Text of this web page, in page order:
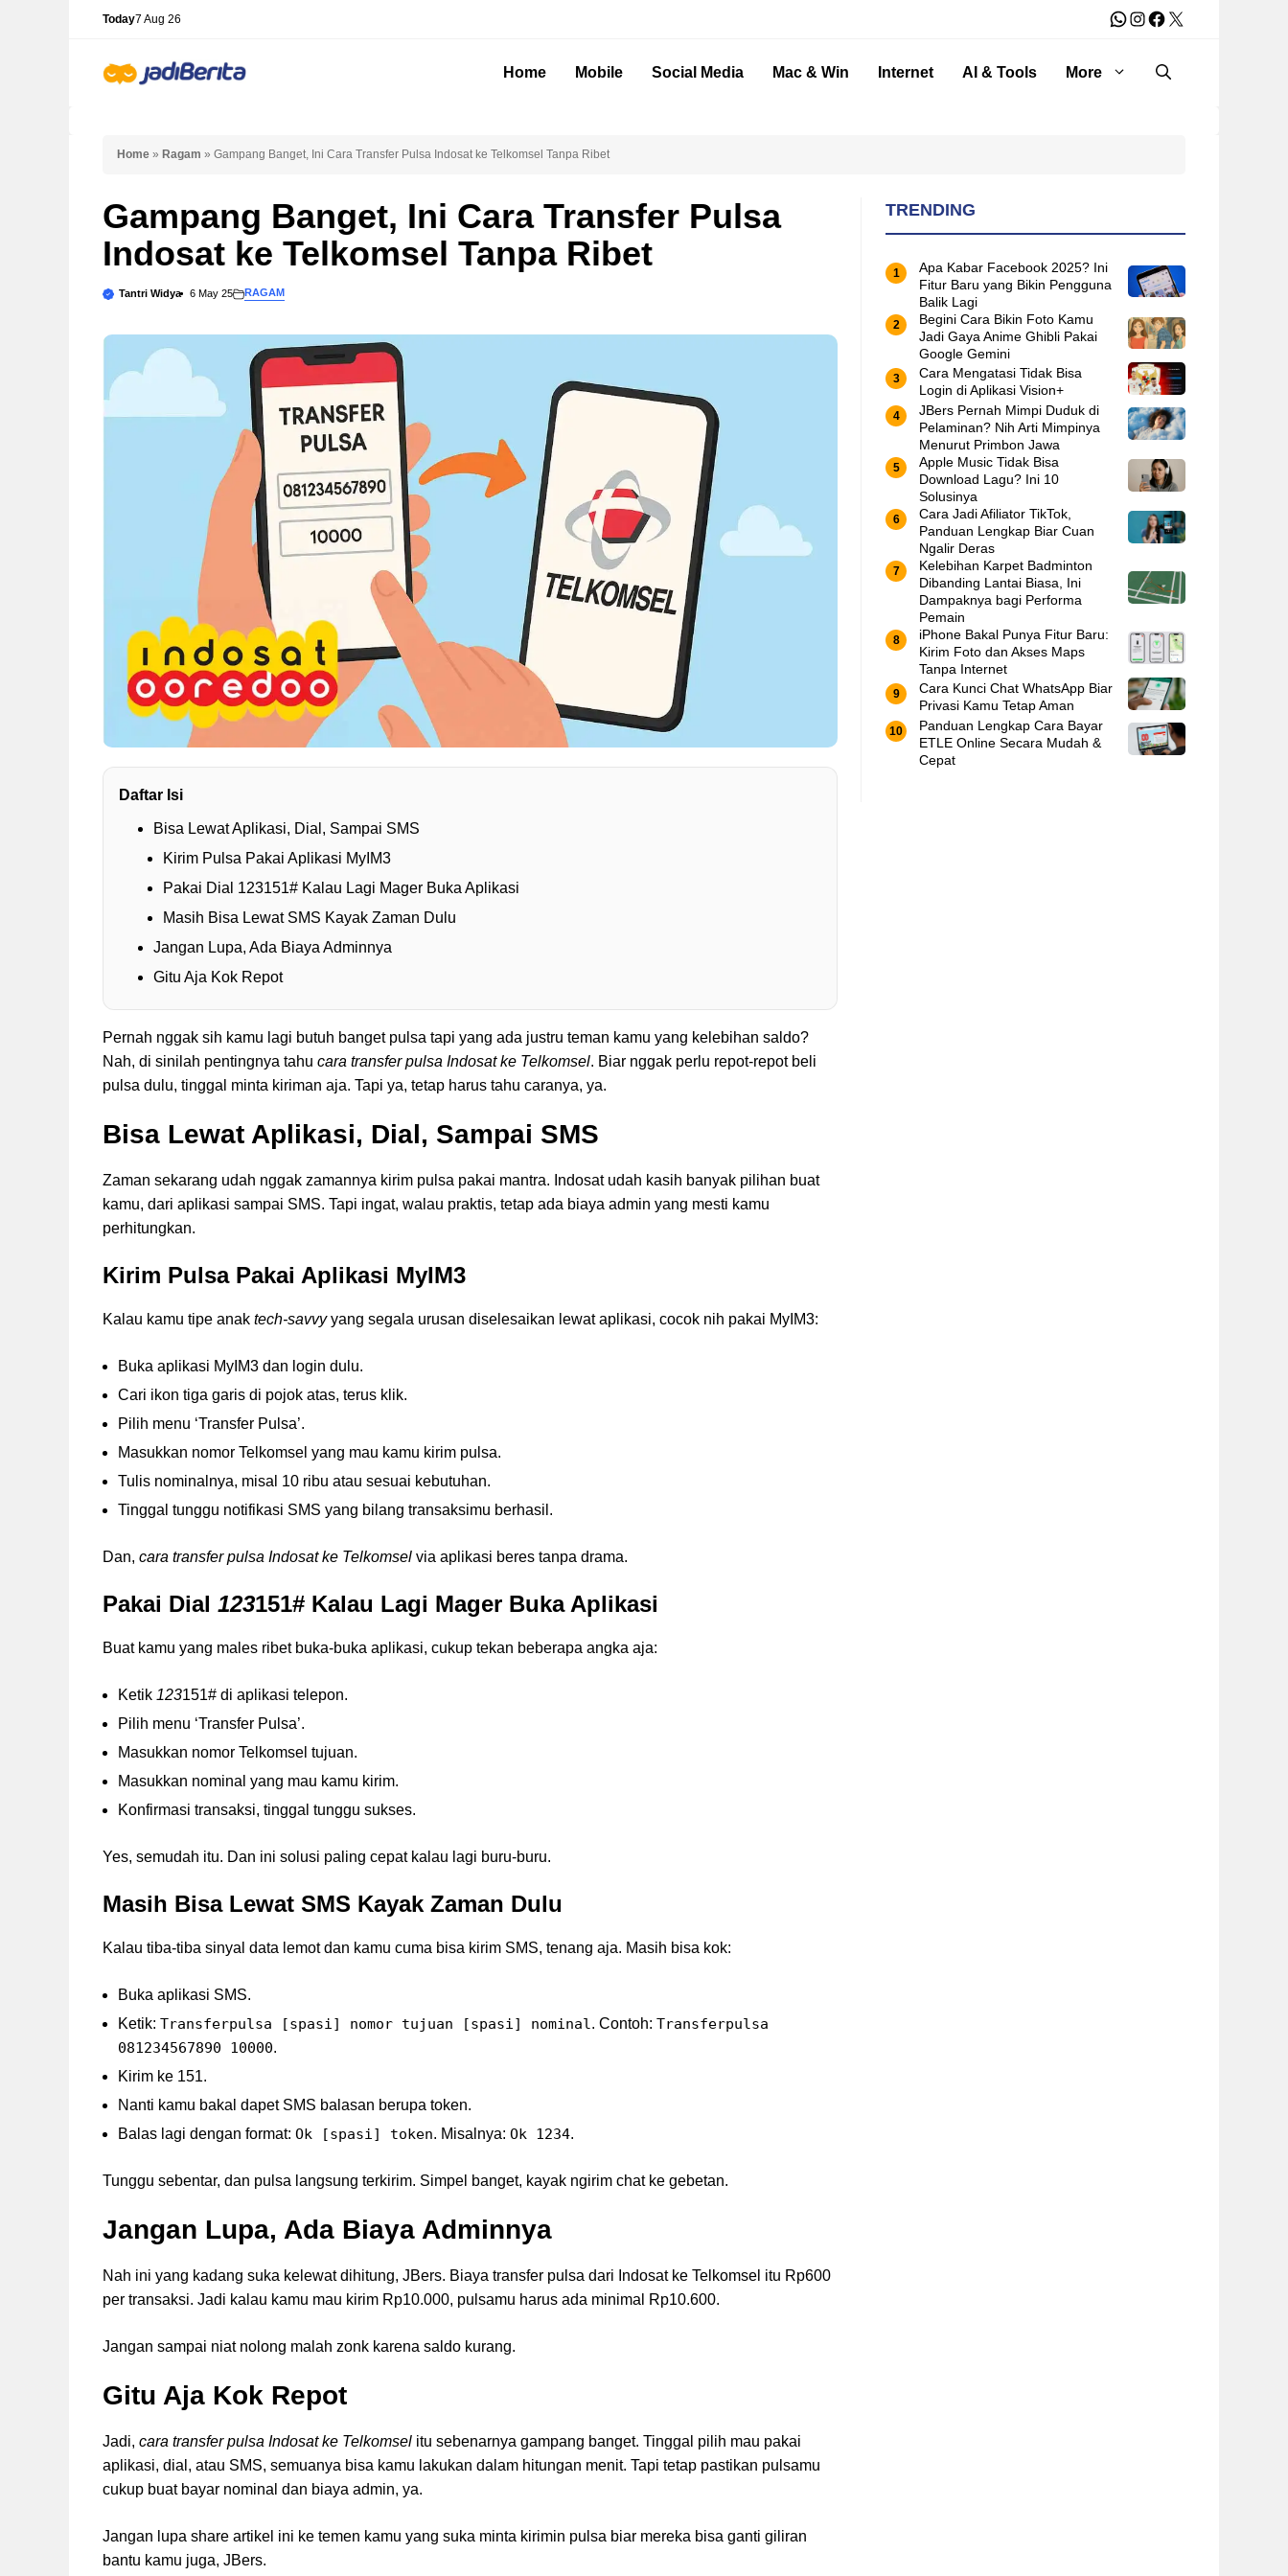
Today7 Aug 26 WhatsApp
Instagram
Facebook
X
Home Mobile Social Media Mac & Win Internet AI & Tools More
Home » Ragam » Gampang Banget, Ini Cara Transfer Pulsa Indosat ke Telkomsel Tanpa Ribet
Gampang Banget, Ini Cara Transfer Pulsa
Indosat ke Telkomsel Tanpa Ribet
Tantri Widya 6 May 25 RAGAM
Daftar Isi
Bisa Lewat Aplikasi, Dial, Sampai SMS
Kirim Pulsa Pakai Aplikasi MyIM3
Pakai Dial 123151# Kalau Lagi Mager Buka Aplikasi
Masih Bisa Lewat SMS Kayak Zaman Dulu
Jangan Lupa, Ada Biaya Adminnya
Gitu Aja Kok Repot
Pernah nggak sih kamu lagi butuh banget pulsa tapi yang ada justru teman kamu yang kelebihan saldo?
Nah, di sinilah pentingnya tahu cara transfer pulsa Indosat ke Telkomsel. Biar nggak perlu repot-repot beli
pulsa dulu, tinggal minta kiriman aja. Tapi ya, tetap harus tahu caranya, ya.
Bisa Lewat Aplikasi, Dial, Sampai SMS
Zaman sekarang udah nggak zamannya kirim pulsa pakai mantra. Indosat udah kasih banyak pilihan buat
kamu, dari aplikasi sampai SMS. Tapi ingat, walau praktis, tetap ada biaya admin yang mesti kamu
perhitungkan.
Kirim Pulsa Pakai Aplikasi MyIM3
Kalau kamu tipe anak tech-savvyyang segala urusan diselesaikan lewat aplikasi, cocok nih pakai MyIM3:
Buka aplikasi MyIM3 dan login dulu.
Cari ikon tiga garis di pojok atas, terus klik.
Pilih menu ‘Transfer Pulsa’.
Masukkan nomor Telkomsel yang mau kamu kirim pulsa.
Tulis nominalnya, misal 10 ribu atau sesuai kebutuhan.
Tinggal tunggu notifikasi SMS yang bilang transaksimu berhasil.
Dan, cara transfer pulsa Indosat ke Telkomsel via aplikasi beres tanpa drama.
Pakai Dial 123151# Kalau Lagi Mager Buka Aplikasi
Buat kamu yang males ribet buka-buka aplikasi, cukup tekan beberapa angka aja:
Ketik 123151# di aplikasi telepon.
Pilih menu ‘Transfer Pulsa’.
Masukkan nomor Telkomsel tujuan.
Masukkan nominal yang mau kamu kirim.
Konfirmasi transaksi, tinggal tunggu sukses.
Yes, semudah itu. Dan ini solusi paling cepat kalau lagi buru-buru.
Masih Bisa Lewat SMS Kayak Zaman Dulu
Kalau tiba-tiba sinyal data lemot dan kamu cuma bisa kirim SMS, tenang aja. Masih bisa kok:
Buka aplikasi SMS.
Ketik: Transferpulsa [spasi] nomor tujuan [spasi] nominal. Contoh: Transferpulsa
081234567890 10000.
Kirim ke 151.
Nanti kamu bakal dapet SMS balasan berupa token.
Balas lagi dengan format: Ok [spasi] token. Misalnya: Ok 1234.
Tunggu sebentar, dan pulsa langsung terkirim. Simpel banget, kayak ngirim chat ke gebetan.
Jangan Lupa, Ada Biaya Adminnya
Nah ini yang kadang suka kelewat dihitung, JBers. Biaya transfer pulsa dari Indosat ke Telkomsel itu Rp600
per transaksi. Jadi kalau kamu mau kirim Rp10.000, pulsamu harus ada minimal Rp10.600.
Jangan sampai niat nolong malah zonk karena saldo kurang.
Gitu Aja Kok Repot
Jadi, cara transfer pulsa Indosat ke Telkomsel itu sebenarnya gampang banget. Tinggal pilih mau pakai
aplikasi, dial, atau SMS, semuanya bisa kamu lakukan dalam hitungan menit. Tapi tetap pastikan pulsamu
cukup buat bayar nominal dan biaya admin, ya.
Jangan lupa share artikel ini ke temen kamu yang suka minta kirimin pulsa biar mereka bisa ganti giliran
bantu kamu juga, JBers.
TRENDING
Apa Kabar Facebook 2025? Ini
Fitur Baru yang Bikin Pengguna
Balik Lagi
Begini Cara Bikin Foto Kamu
Jadi Gaya Anime Ghibli Pakai
Google Gemini
Cara Mengatasi Tidak Bisa
Login di Aplikasi Vision+
JBers Pernah Mimpi Duduk di
Pelaminan? Nih Arti Mimpinya
Menurut Primbon Jawa
Apple Music Tidak Bisa
Download Lagu? Ini 10
Solusinya
Cara Jadi Afiliator TikTok,
Panduan Lengkap Biar Cuan
Ngalir Deras
Kelebihan Karpet Badminton
Dibanding Lantai Biasa, Ini
Dampaknya bagi Performa
Pemain
iPhone Bakal Punya Fitur Baru:
Kirim Foto dan Akses Maps
Tanpa Internet
Cara Kunci Chat WhatsApp Biar
Privasi Kamu Tetap Aman
Panduan Lengkap Cara Bayar
ETLE Online Secara Mudah &
Cepat